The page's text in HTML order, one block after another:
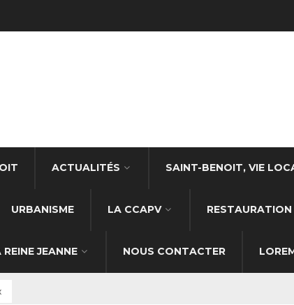
ACTUALITÉS SAINT-BENOIT, VIE
URBANISME LA CCAPV
JEANNE NOUS CONTACTER